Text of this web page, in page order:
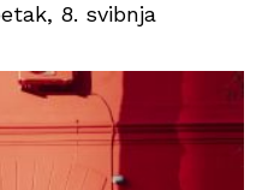
8. svibnja